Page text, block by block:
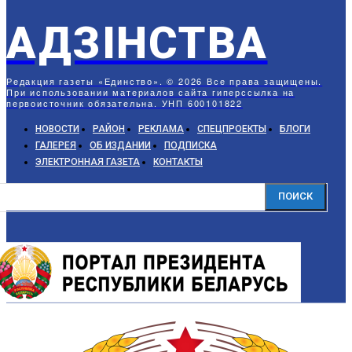
АДЗIНСТВА
Редакция газеты «Единство». © 2026 Все права защищены.
При использовании материалов сайта гиперссылка на
первоисточник обязательна. УНП 600101822
НОВОСТИ РАЙОН РЕКЛАМА СПЕЦПРОЕКТЫ
БЛОГИ
ГАЛЕРЕЯ
ОБ ИЗДАНИИ
ПОДПИСКА
ЭЛЕКТРОННАЯ ГАЗЕТА
КОНТАКТЫ
ПОИСК